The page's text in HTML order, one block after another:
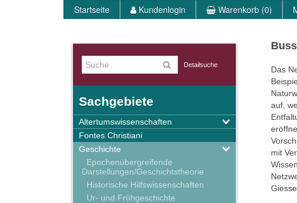
Startseite Kundenlogin Warenkorb (0)
Detailsuche
Sachgebiete
Altertumswissenschaften
Fontes Christiani
Geschichte
Epochenübergreifende
Darstellungen/Geschichtstheorie
Historische Hilfswissenschaften
Ur- und Frühgeschichte
Das
auf,
mit